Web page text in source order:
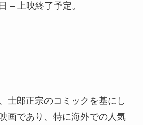
– 上映終了予定。
士郎正宗のコミックを基にし
画であり、特に海外での人気